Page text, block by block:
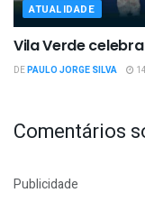
ATUALIDADE
Vila Verde
DEPAULO JORGE SILVA
Comentários
Publicidade